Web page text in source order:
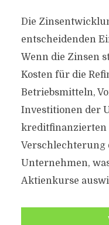
Die
entscheidenden
Wenn die Zinsen
Kosten für die
Betriebsmitteln,
Investitionen der
kreditfinanzierten
Verschlechterung
Unternehmen,
Aktienkurse